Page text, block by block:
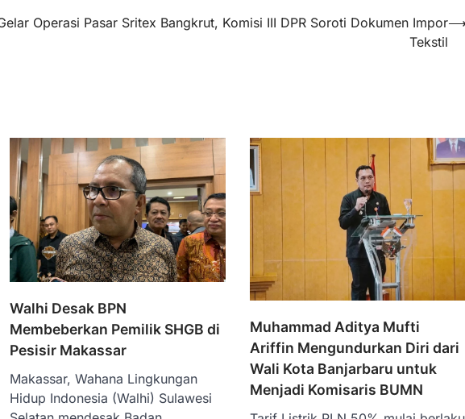
Operasi Pasar Sritex Bangkrut, Komisi III DPR Soroti Dokumen Impor
Tekstil
Walhi Desak BPN
Membeberkan Pemilik SHGB di
Pesisir Makassar
Makassar, Wahana Lingkungan
Hidup Indonesia (Walhi) Sulawesi
Muhammad Aditya Mufti
Ariffin Mengundurkan Diri dari
Wali Kota Banjarbaru untuk
Menjadi Komisaris BUMN